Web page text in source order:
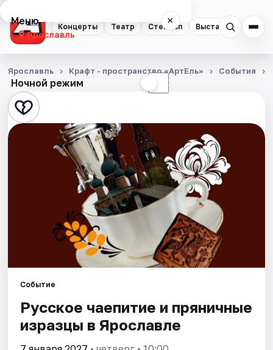
Концерты Театр Стендап Выставки
Меню ×
Ярославль
Концерты
Театр
Стендап
Выставки
События
Площадки
Артисты
Ночной режим ☾
Ярославль Крафт - пространство «АртЕль» События
Событие
Русское чаепитие и пряничные
изразцы в Ярославле